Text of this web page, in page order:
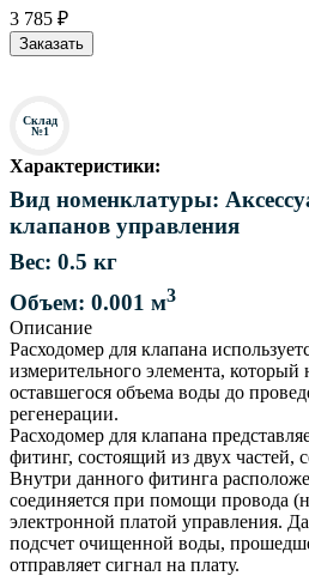
3 785 ₽
Заказать
Склад
№1
Характеристики:
Вид номенклатуры:
клапанов управления
Вес: 0.5 кг
Объем: 0.001 м3
Описание
Расходомер для клапана
измерительного элемента, который
оставшегося объема воды до
регенерации.
Расходомер для клапана
фитинг, состоящий из двух частей,
Внутри данного фитинга
соединяется при помощи провода
электронной платой управления.
подсчет очищенной воды,
отправляет сигнал на плату.